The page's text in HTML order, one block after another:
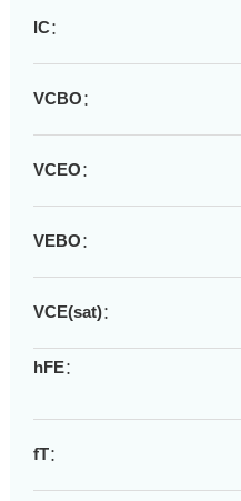
IC：
VCBO：
VCEO：
VEBO：
VCE(sat)：
hFE：
fT：